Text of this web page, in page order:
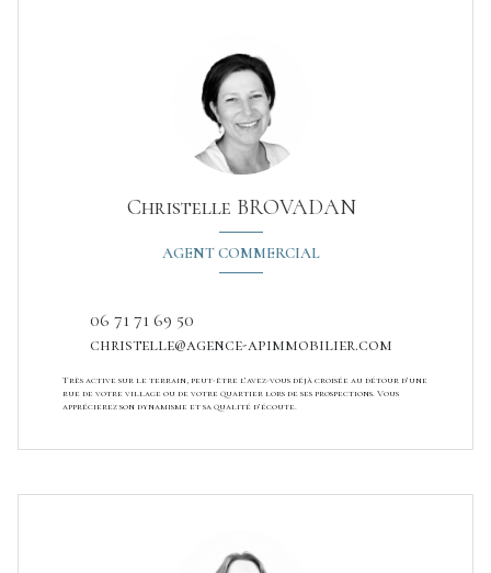
Christelle BROVADAN
AGENT COMMERCIAL
06 71 71 69 50
christelle@agence-apimmobilier.com
Très active sur le terrain, peut-être l’avez-vous déjà croisée au détour d’une
rue de votre village ou de votre quartier lors de ses prospections. Vous
apprécierez son dynamisme et sa qualité d’écoute.